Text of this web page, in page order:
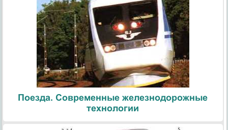
Поезда. Современные железнодорожные
технологии